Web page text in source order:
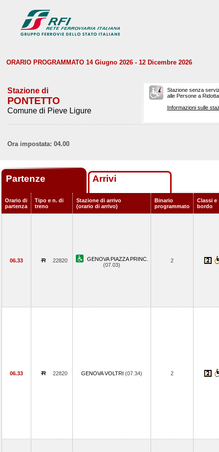
ORARIO PROGRAMMATO 14 Giugno 2026 - 12 Dicembre 2026
Stazione di
PONTETTO
Comune di Pieve Ligure
Stazione senza
alle Persone a
Informazioni sulle
Ora impostata: 04.00
Partenze Arrivi
Orario di
partenza
Tipo e n. di
treno
Stazione di arrivo
(orario di arrivo)
Binario
programmato
Classi e
bordo
06.33 22820
GENOVA PIAZZA PRINC.
(07.03)
2
06.33 22820 GENOVA VOLTRI (07.34) 2